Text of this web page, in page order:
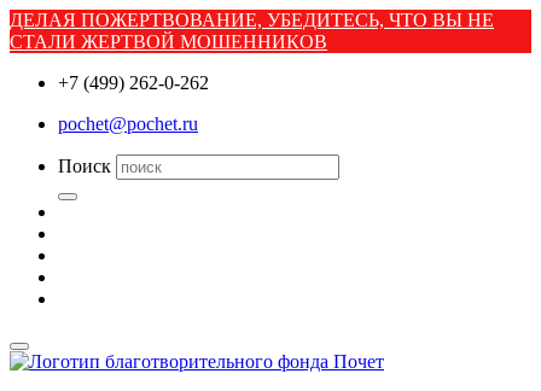
ДЕЛАЯ ПОЖЕРТВОВАНИЕ, УБЕДИТЕСЬ, ЧТО ВЫ НЕ
СТАЛИ ЖЕРТВОЙ МОШЕННИКОВ
+7 (499) 262-0-262
pochet@pochet.ru
Поиск